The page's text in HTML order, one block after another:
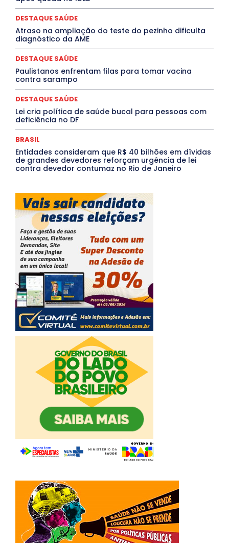
Rio de Janeiro
Santa Catarina
Saúde Agora
TÁ FROID?
TEATRO TECNOLOGIA
TIC TAC
Tocantins
DESTAQUE SAÚDE
Atraso na ampliação do teste do pezinho dificulta
diagnóstico da AME
DESTAQUE SAÚDE
Paulistanos enfrentam filas para tomar vacina
contra sarampo
DESTAQUE SAÚDE
Lei cria política de saúde bucal para pessoas com
deficiência no DF
BRASIL
Entidades consideram que R$ 40 bilhões em dívidas
de grandes devedores reforçam urgência de lei
contra devedor contumaz no Rio de Janeiro